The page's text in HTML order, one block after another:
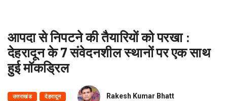
आपदा से निपटने की तैयारियों को परखा :
देहरादून के 7 संवेदनशील स्थानों पर एक साथ
हुई मॉकड्रिल
उत्तराखंड देहरादून Rakesh Kumar Bhatt